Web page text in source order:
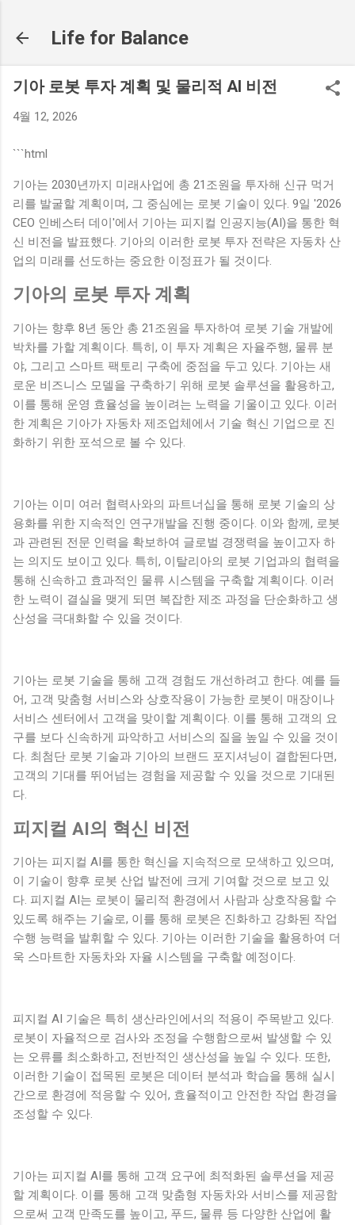
Life for Balance
기아 로봇 투자 계획 및 물리적 AI 비전
4월 12, 2026
```html
기아는 2030년까지 미래사업에 총 21조원을 투자해 신규 먹거
리를 발굴할 계획이며, 그 중심에는 로봇 기술이 있다. 9일 '2026
CEO 인베스터 데이'에서 기아는 피지컬 인공지능(AI)을 통한 혁
신 비전을 발표했다. 기아의 이러한 로봇 투자 전략은 자동차 산
업의 미래를 선도하는 중요한 이정표가 될 것이다.
기아의 로봇 투자 계획
기아는 향후 8년 동안 총 21조원을 투자하여 로봇 기술 개발에
박차를 가할 계획이다. 특히, 이 투자 계획은 자율주행, 물류 분
야, 그리고 스마트 팩토리 구축에 중점을 두고 있다. 기아는 새
로운 비즈니스 모델을 구축하기 위해 로봇 솔루션을 활용하고,
이를 통해 운영 효율성을 높이려는 노력을 기울이고 있다. 이러
한 계획은 기아가 자동차 제조업체에서 기술 혁신 기업으로 진
화하기 위한 포석으로 볼 수 있다.
기아는 이미 여러 협력사와의 파트너십을 통해 로봇 기술의 상
용화를 위한 지속적인 연구개발을 진행 중이다. 이와 함께, 로봇
과 관련된 전문 인력을 확보하여 글로벌 경쟁력을 높이고자 하
는 의지도 보이고 있다. 특히, 이탈리아의 로봇 기업과의 협력을
통해 신속하고 효과적인 물류 시스템을 구축할 계획이다. 이러
한 노력이 결실을 맺게 되면 복잡한 제조 과정을 단순화하고 생
산성을 극대화할 수 있을 것이다.
기아는 로봇 기술을 통해 고객 경험도 개선하려고 한다. 예를 들
어, 고객 맞춤형 서비스와 상호작용이 가능한 로봇이 매장이나
서비스 센터에서 고객을 맞이할 계획이다. 이를 통해 고객의 요
구를 보다 신속하게 파악하고 서비스의 질을 높일 수 있을 것이
다. 최첨단 로봇 기술과 기아의 브랜드 포지셔닝이 결합된다면,
고객의 기대를 뛰어넘는 경험을 제공할 수 있을 것으로 기대된
다.
피지컬 AI의 혁신 비전
기아는 피지컬 AI를 통한 혁신을 지속적으로 모색하고 있으며,
이 기술이 향후 로봇 산업 발전에 크게 기여할 것으로 보고 있
다. 피지컬 AI는 로봇이 물리적 환경에서 사람과 상호작용할 수
있도록 해주는 기술로, 이를 통해 로봇은 진화하고 강화된 작업
수행 능력을 발휘할 수 있다. 기아는 이러한 기술을 활용하여 더
욱 스마트한 자동차와 자율 시스템을 구축할 예정이다.
피지컬 AI 기술은 특히 생산라인에서의 적용이 주목받고 있다.
로봇이 자율적으로 검사와 조정을 수행함으로써 발생할 수 있
는 오류를 최소화하고, 전반적인 생산성을 높일 수 있다. 또한,
이러한 기술이 접목된 로봇은 데이터 분석과 학습을 통해 실시
간으로 환경에 적응할 수 있어, 효율적이고 안전한 작업 환경을
조성할 수 있다.
기아는 피지컬 AI를 통해 고객 요구에 최적화된 솔루션을 제공
할 계획이다. 이를 통해 고객 맞춤형 자동차와 서비스를 제공함
으로써 고객 만족도를 높이고, 푸드, 물류 등 다양한 산업에 활